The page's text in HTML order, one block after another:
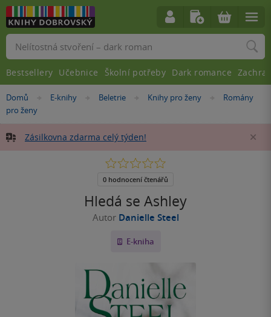
Nacházíte
se
Domů »
E-knihy »
Beletrie »
Knihy pro ženy »
Romány
pro ženy
Zásilkovna zdarma celý týden!
Hledá se Ashley
Autor Danielle Steel
E-kniha
0.0
5
0 hodnocení čtenářů
Vyhledávání
Bestsellery Učebnice Školní potřeby Dark romance